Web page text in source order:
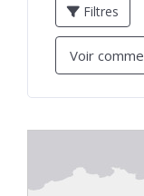
Filtres
Voir comme